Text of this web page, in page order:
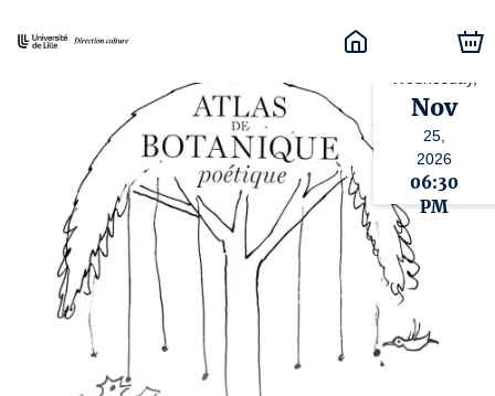
Nov
25,
2026
06:30
PM